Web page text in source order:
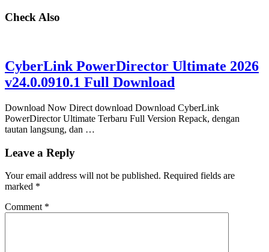
Check Also
CyberLink PowerDirector Ultimate 2026
v24.0.0910.1 Full Download
Download Now Direct download Download CyberLink
PowerDirector Ultimate Terbaru Full Version Repack, dengan
tautan langsung, dan …
Leave a Reply
Your email address will not be published. Required fields are
marked *
Comment *